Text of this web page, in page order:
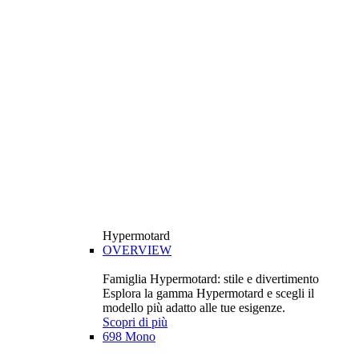
Hypermotard
OVERVIEW
Famiglia Hypermotard: stile e divertimento
Esplora la gamma Hypermotard e scegli il
modello più adatto alle tue esigenze.
Scopri di più
698 Mono